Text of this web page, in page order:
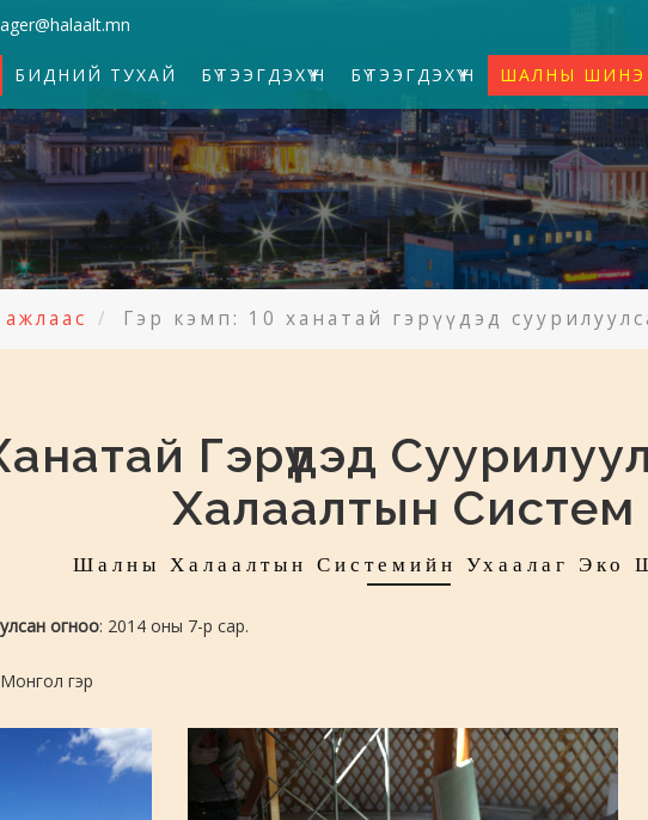
БИДНИЙ ТУХАЙ БҮТЭЭГДЭХҮҮН БҮТЭЭГДЭХҮҮН ШАЛНЫ ШИНЭ
Гэр кэмп: 10 ханатай гэрүүдэд
Гэрүүдэд
Халаалтын Систем
Шалны Халаалтын Системийн Ухаалаг Эко
огноо: 2014 оны 7-р сар.
гэр